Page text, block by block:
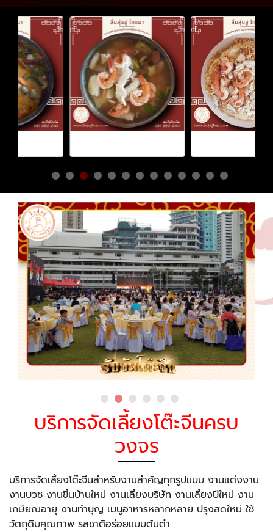
บริการจัดเลี้ยงโต๊ะจีนครบ
วงจร
บริการจัดเลี้ยงโต๊ะจีนสำหรับงานสำคัญทุกรูปแบบ งานแต่งงาน
งานบวช งานขึ้นบ้านใหม่ งานเลี้ยงบริษัท งานเลี้ยงปีใหม่ งาน
เกษียณอายุ งานทำบุญ เมนูอาหารหลากหลาย ปรุงสดใหม่ ใช้
วัตถุดิบคุณภาพ รสชาติอร่อยแบบต้นตำ